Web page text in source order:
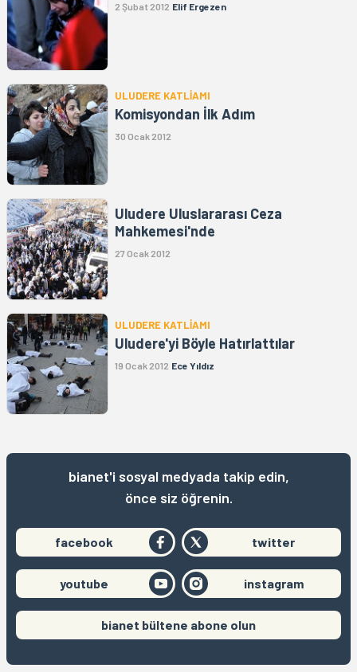
2 Şubat 2012 Elif Ergezen
ULUDERE KATLİAMI
Komisyondan İlk Adım
30 Ocak 2012
Uludere Uluslararası Ceza
Mahkemesi'nde
27 Ocak 2012
ULUDERE KATLİAMI
Uludere'yi Böyle Hatırlattılar
19 Ocak 2012 Ece Yıldız
bianet'i sosyal medyada takip edin,
önce siz öğrenin.
facebook twitter
youtube instagram
bianet bültene abone olun